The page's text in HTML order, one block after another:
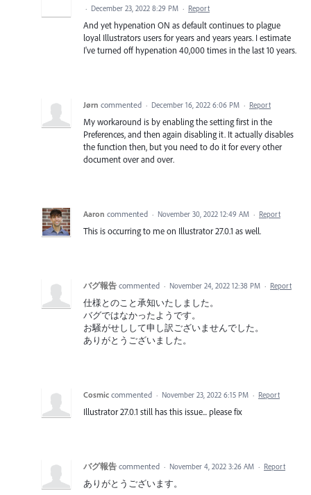
· December 23, 2022 8:29 PM · Report
And yet hypenation ON as default continues to plague
loyal Illustrators users for years and years years. I estimate
I've turned off hypenation 40,000 times in the last 10 years.
Jørn commented · December 16, 2022 6:06 PM · Report
My workaround is by enabling the setting first in the
Preferences, and then again disabling it. It actually disables
the function then, but you need to do it for every other
document over and over.
Aaron commented · November 30, 2022 12:49 AM · Report
This is occurring to me on Illustrator 27.0.1 as well.
バグ報告 commented · November 24, 2022 12:38 PM · Report
仕様とのこと承知いたしました。
バグではなかったようです。
お騒がせしして申し訳ございませんでした。
ありがとうございました。
Cosmic commented · November 23, 2022 6:15 PM · Report
Illustrator 27.0.1 still has this issue... please fix
バグ報告 commented · November 4, 2022 3:26 AM · Report
ありがとうございます。